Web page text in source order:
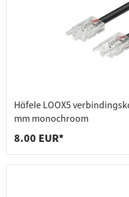
Häfele LOOX5
mm monochroom
8.00 EUR*